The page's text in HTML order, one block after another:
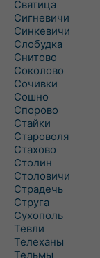
Святица
Сигневичи
Синкевичи
Слобудка
Снитово
Соколово
Сочивки
Сошно
Спорово
Стайки
Староволя
Стахово
Столин
Столовичи
Страдечь
Струга
Сухополь
Тевли
Телеханы
Тельмы